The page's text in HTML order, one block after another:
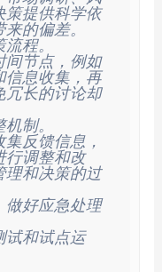
策提供科学依
的偏差。
程。
间节点，例如
信息收集，再
冗长的讨论却
制。
反馈信息，
行调整和改
理和决策的过
做好应急处理
试和试点运